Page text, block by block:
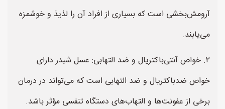
آرومش‌بخشی است که بسیاری از افراد آن را لذیذ و خوشمزه
می‌یابند.
۲. خواص آنتی‌باکتریال و ضد التهابی: عسل شبدر دارای
خواص ضدباکتریال و ضد التهابی است که می‌تواند در درمان
برخی از عفونت‌ها و التهاب‌های دستگاه تنفسی مؤثر باشد.